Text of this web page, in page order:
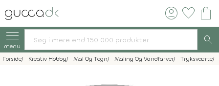
account_circle favorite shopping_bag
menu search
Forside Kreativ Hobby Mal Og Tegn Maling Og Vandfarver Tryksværte